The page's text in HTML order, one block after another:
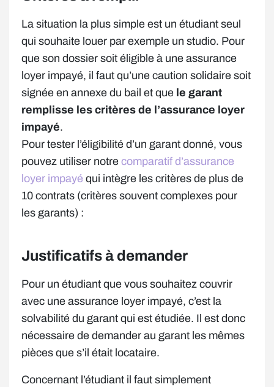
La situation la plus simple est un étudiant seul
qui souhaite louer par exemple un studio. Pour
que son dossier soit éligible à une assurance
loyer impayé, il faut qu’une caution solidaire soit
signée en annexe du bail et que le garant
remplisse les critères de l’assurance loyer
impayé.
Pour tester l’éligibilité d’un garant donné, vous
pouvez utiliser notre comparatif d’assurance
loyer impayé qui intègre les critères de plus de
10 contrats (critères souvent complexes pour
les garants) :
Justificatifs à demander
Pour un étudiant que vous souhaitez couvrir
avec une assurance loyer impayé, c’est la
solvabilité du garant qui est étudiée. Il est donc
nécessaire de demander au garant les mêmes
pièces que s’il était locataire.
Concernant l’étudiant il faut simplement